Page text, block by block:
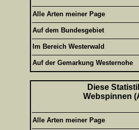
Alle Arten meiner Page
Auf dem Bundesgebiet
Im Bereich Westerwald
Auf der Gemarkung Westernohe
Diese
Webspinnen
Alle Arten meiner Page